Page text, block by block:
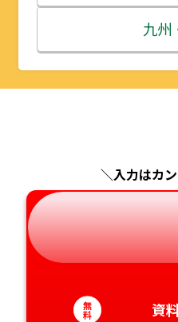
秋
山
埼
千
石
福
岐
静
滋
京
奈
和
鳥
島
山
徳
九州
福
熊
大
＼入力はカ
無
料 資